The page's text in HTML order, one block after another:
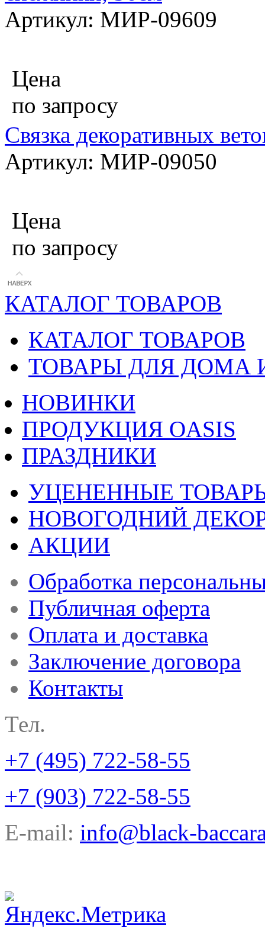
Артикул: МИР-09609
Цена
по запросу
Связка декоративных
Артикул: МИР-09050
Цена
по запросу
КАТАЛОГ ТОВАРОВ
КАТАЛОГ ТОВАРОВ
ТОВАРЫ ДЛЯ ДОМА
НОВИНКИ
ПРОДУКЦИЯ OASIS
ПРАЗДНИКИ
УЦЕНЕННЫЕ
НОВОГОДНИЙ
АКЦИИ
Обработка
Публичная оферта
Оплата и доставка
Заключение договора
Контакты
Тел.
+7 (495) 722-58-55
+7 (903) 722-58-55
E-mail: info@black-